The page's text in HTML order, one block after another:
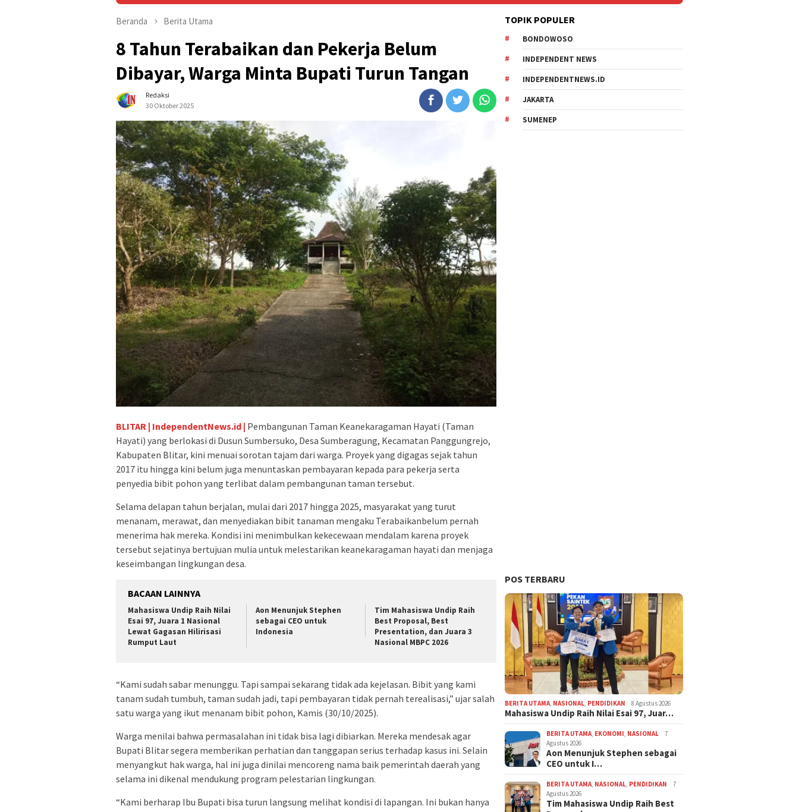
Beranda Berita Utama
8 Tahun Terabaikan dan Pekerja Belum
Dibayar, Warga Minta Bupati Turun Tangan
Redaksi
30 Oktober 2025
BLITAR | IndependentNews.id | Pembangunan Taman Keanekaragaman Hayati (Taman
Hayati) yang berlokasi di Dusun Sumbersuko, Desa Sumberagung, Kecamatan Panggungrejo,
Kabupaten Blitar, kini menuai sorotan tajam dari warga. Proyek yang digagas sejak tahun
2017 itu hingga kini belum juga menuntaskan pembayaran kepada para pekerja serta
penyedia bibit pohon yang terlibat dalam pembangunan taman tersebut.
Selama delapan tahun berjalan, mulai dari 2017 hingga 2025, masyarakat yang turut
menanam, merawat, dan menyediakan bibit tanaman mengaku Terabaikanbelum pernah
menerima hak mereka. Kondisi ini menimbulkan kekecewaan mendalam karena proyek
tersebut sejatinya bertujuan mulia untuk melestarikan keanekaragaman hayati dan menjaga
keseimbangan lingkungan desa.
BACAAN LAINNYA
Mahasiswa Undip Raih Nilai
Esai 97, Juara 1 Nasional
Lewat Gagasan Hilirisasi
Rumput Laut
Aon Menunjuk Stephen
sebagai CEO untuk
Indonesia
Tim Mahasiswa Undip Raih
Best Proposal, Best
Presentation, dan Juara 3
Nasional MBPC 2026
“Kami sudah sabar menunggu. Tapi sampai sekarang tidak ada kejelasan. Bibit yang kami
tanam sudah tumbuh, taman sudah jadi, tapi pembayaran tidak pernah terealisasi,” ujar salah
satu warga yang ikut menanam bibit pohon, Kamis (30/10/2025).
Warga menilai bahwa permasalahan ini tidak bisa lagi dibiarkan. Mereka mendesak agar
Bupati Blitar segera memberikan perhatian dan tanggapan serius terhadap kasus ini. Selain
menyangkut hak warga, hal ini juga dinilai mencoreng nama baik pemerintah daerah yang
selama ini dikenal mendukung program pelestarian lingkungan.
“Kami berharap Ibu Bupati bisa turun langsung melihat kondisi di lapangan. Ini bukan hanya
TOPIK POPULER
BONDOWOSO
INDEPENDENT NEWS
INDEPENDENTNEWS.ID
JAKARTA
SUMENEP
POS TERBARU
BERITA UTAMA NASIONAL PENDIDIKAN 8 Agustus 2026
Mahasiswa Undip Raih Nilai Esai 97, Juar…
BERITA UTAMA EKONOMI NASIONAL
7
Agustus 2026
Aon Menunjuk Stephen sebagai
CEO untuk I…
BERITA UTAMA NASIONAL PENDIDIKAN
7
Agustus 2026
Tim Mahasiswa Undip Raih Best